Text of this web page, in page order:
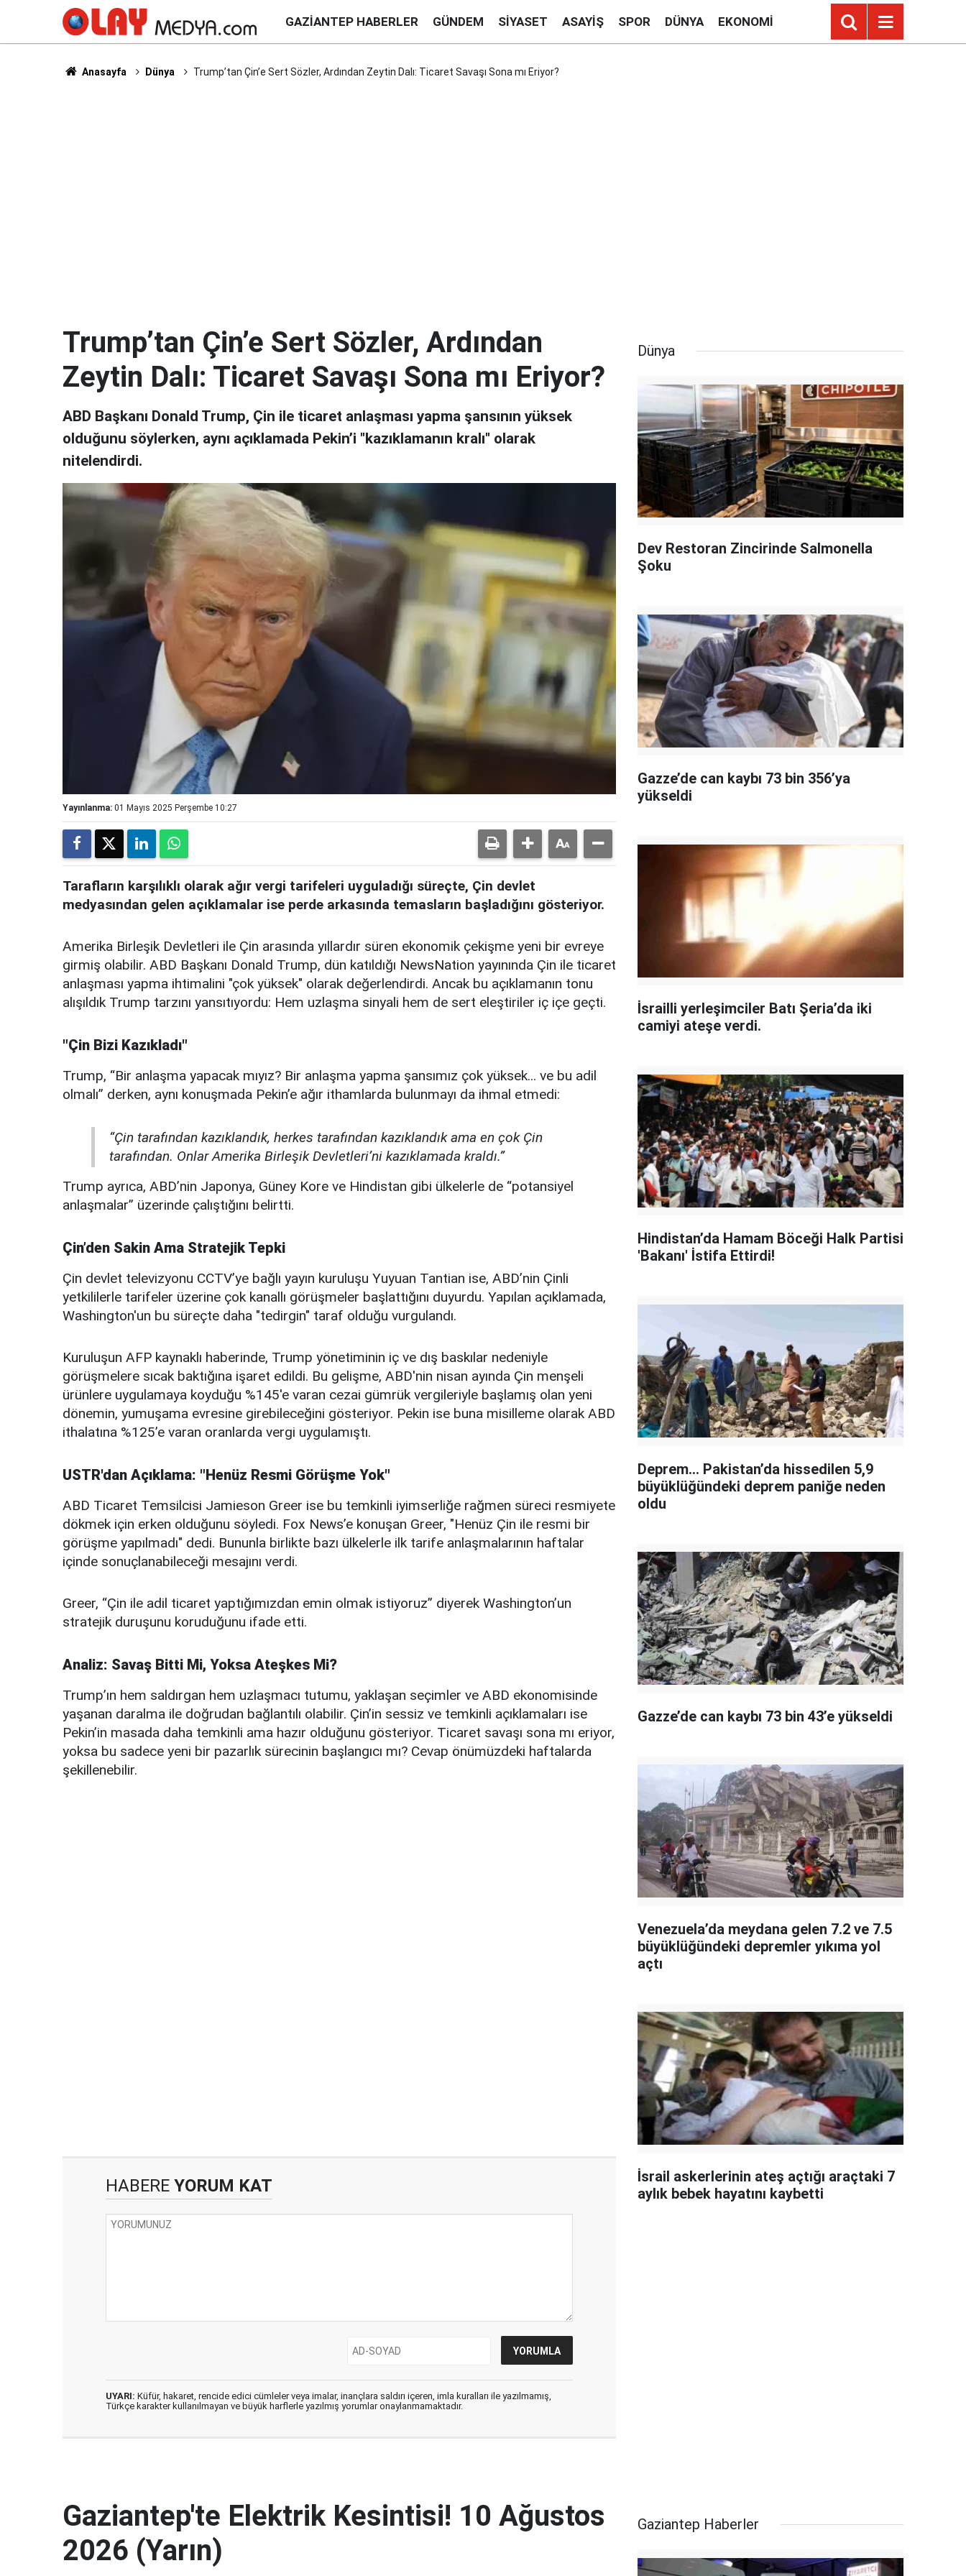
GAZIANTEP HABERLER GÜNDEM SIYASET ASAYIŞ SPOR DÜNYA EKONOMI
Anasayfa Dünya Trump’tan Çin’e Sert Sözler, Ardından Zeytin Dalı: Ticaret Savaşı Sona mı Eriyor?
Trump’tan Çin’e Sert Sözler, Ardından
Zeytin Dalı: Ticaret Savaşı Sona mı Eriyor?
​​​​​​​ABD Başkanı Donald Trump, Çin ile ticaret anlaşması yapma şansının yüksek
olduğunu söylerken, aynı açıklamada Pekin’i "kazıklamanın kralı" olarak
nitelendirdi.
Yayınlanma: 01 Mayıs 2025 Perşembe 10:27
Tarafların karşılıklı olarak ağır vergi tarifeleri uyguladığı süreçte, Çin devlet
medyasından gelen açıklamalar ise perde arkasında temasların başladığını gösteriyor.
Amerika Birleşik Devletleri ile Çin arasında yıllardır süren ekonomik çekişme yeni bir evreye
girmiş olabilir. ABD Başkanı Donald Trump, dün katıldığı NewsNation yayınında Çin ile ticaret
anlaşması yapma ihtimalini "çok yüksek" olarak değerlendirdi. Ancak bu açıklamanın tonu
alışıldık Trump tarzını yansıtıyordu: Hem uzlaşma sinyali hem de sert eleştiriler iç içe geçti.
"Çin Bizi Kazıkladı"
Trump, “Bir anlaşma yapacak mıyız? Bir anlaşma yapma şansımız çok yüksek... ve bu adil
olmalı” derken, aynı konuşmada Pekin’e ağır ithamlarda bulunmayı da ihmal etmedi:
“Çin tarafından kazıklandık, herkes tarafından kazıklandık ama en çok Çin
tarafından. Onlar Amerika Birleşik Devletleri’ni kazıklamada kraldı.”
Trump ayrıca, ABD’nin Japonya, Güney Kore ve Hindistan gibi ülkelerle de “potansiyel
anlaşmalar” üzerinde çalıştığını belirtti.
Çin’den Sakin Ama Stratejik Tepki
Çin devlet televizyonu CCTV’ye bağlı yayın kuruluşu Yuyuan Tantian ise, ABD’nin Çinli
yetkililerle tarifeler üzerine çok kanallı görüşmeler başlattığını duyurdu. Yapılan açıklamada,
Washington'un bu süreçte daha "tedirgin" taraf olduğu vurgulandı.
Kuruluşun AFP kaynaklı haberinde, Trump yönetiminin iç ve dış baskılar nedeniyle
görüşmelere sıcak baktığına işaret edildi. Bu gelişme, ABD'nin nisan ayında Çin menşeli
ürünlere uygulamaya koyduğu %145'e varan cezai gümrük vergileriyle başlamış olan yeni
dönemin, yumuşama evresine girebileceğini gösteriyor. Pekin ise buna misilleme olarak ABD
ithalatına %125’e varan oranlarda vergi uygulamıştı.
USTR'dan Açıklama: "Henüz Resmi Görüşme Yok"
ABD Ticaret Temsilcisi Jamieson Greer ise bu temkinli iyimserliğe rağmen süreci resmiyete
dökmek için erken olduğunu söyledi. Fox News’e konuşan Greer, "Henüz Çin ile resmi bir
görüşme yapılmadı" dedi. Bununla birlikte bazı ülkelerle ilk tarife anlaşmalarının haftalar
içinde sonuçlanabileceği mesajını verdi.
Greer, “Çin ile adil ticaret yaptığımızdan emin olmak istiyoruz” diyerek Washington’un
stratejik duruşunu koruduğunu ifade etti.
Analiz: Savaş Bitti Mi, Yoksa Ateşkes Mi?
Trump’ın hem saldırgan hem uzlaşmacı tutumu, yaklaşan seçimler ve ABD ekonomisinde
yaşanan daralma ile doğrudan bağlantılı olabilir. Çin’in sessiz ve temkinli açıklamaları ise
Pekin’in masada daha temkinli ama hazır olduğunu gösteriyor. Ticaret savaşı sona mı eriyor,
yoksa bu sadece yeni bir pazarlık sürecinin başlangıcı mı? Cevap önümüzdeki haftalarda
şekillenebilir.
HABERE YORUM KAT
UYARI: Küfür, hakaret, rencide edici cümleler veya imalar, inançlara saldırı içeren, imla kuralları ile yazılmamış,
Türkçe karakter kullanılmayan ve büyük harflerle yazılmış yorumlar onaylanmamaktadır.
Dünya
Dev Restoran Zincirinde Salmonella
Şoku
Gazze’de can kaybı 73 bin 356’ya
yükseldi
İsrailli yerleşimciler Batı Şeria’da iki
camiyi ateşe verdi.
Hindistan’da Hamam Böceği Halk Partisi
'Bakanı' İstifa Ettirdi!
Deprem... Pakistan’da hissedilen 5,9
büyüklüğündeki deprem paniğe neden
oldu
Gazze’de can kaybı 73 bin 43’e yükseldi
Venezuela’da meydana gelen 7.2 ve 7.5
büyüklüğündeki depremler yıkıma yol
açtı
İsrail askerlerinin ateş açtığı araçtaki 7
aylık bebek hayatını kaybetti
Gaziantep'te Elektrik Kesintisi! 10 Ağustos
2026 (Yarın)
Gaziantep Haberler